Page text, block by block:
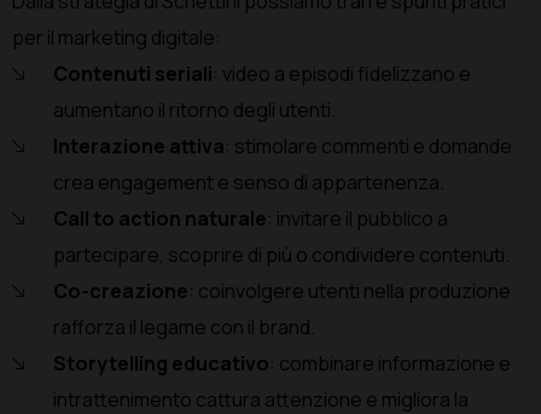
per il marketing digitale:
Contenuti seriali: video a episodi fidelizzano e
aumentano il ritorno degli utenti.
Interazione attiva: stimolare commenti e domande
crea engagement e senso di appartenenza.
Call to action naturale: invitare il pubblico a
partecipare, scoprire di più o condividere contenuti.
Co-creazione: coinvolgere utenti nella produzione
rafforza il legame con il brand.
Storytelling educativo: combinare informazione e
intrattenimento cattura attenzione e migliora la